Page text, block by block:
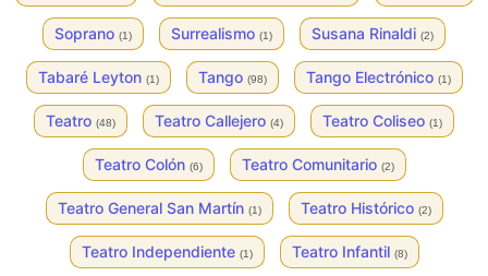
Soprano (1) Surrealismo (1) Susana Rinaldi (2)
Tabaré Leyton (1) Tango (98) Tango Electrónico (1)
Teatro (48) Teatro Callejero (4) Teatro Coliseo (1)
Teatro Colón (6) Teatro Comunitario (2)
Teatro General San Martín (1) Teatro Histórico (2)
Teatro Independiente (1) Teatro Infantil (8)